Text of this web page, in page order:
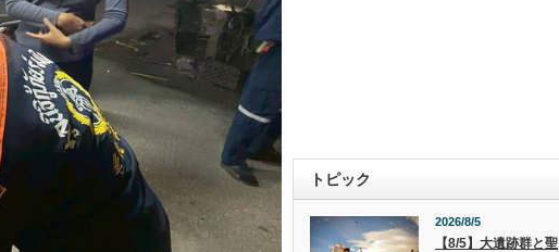
トピック
2026/8/5
【8/5】大遺跡群と聖